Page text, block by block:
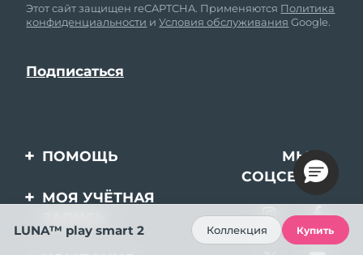
Этот сайт защищен reCAPTCHA. Применяются Политика
конфиденциальности иУсловия обслуживания Google.
ПОМОЩЬ
Свяжитесь с нами
МЫ В
СОЦСЕТЯХ
МОЯ УЧЁТНАЯ
LUNA™ play smart 2 Коллекция Купить